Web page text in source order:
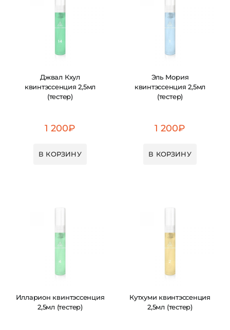
Джвал Кхул
квинтэссенция 2,5мл
(тестер)
1 200₽
В КОРЗИНУ
Эль Мория
квинтэссенция 2,5мл
(тестер)
1 200₽
В КОРЗИНУ
Илларион квинтэссенция
2,5мл (тестер)
Кутхуми квинтэссенция
2,5мл (тестер)